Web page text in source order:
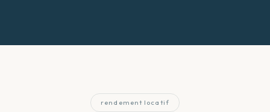
rendement locatif